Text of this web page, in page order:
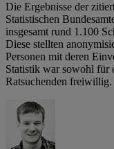
Die Ergebnisse der
Statistischen
insgesamt rund 1.100
Diese stellten
Personen mit deren
Statistik war sowohl für
Ratsuchenden freiwillig.